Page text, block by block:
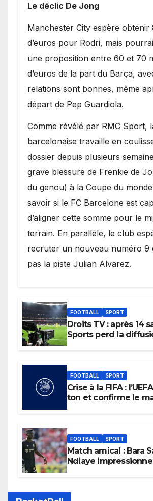
Le déclic De Jong
​Manchester City espère obtenir
d’euros pour Rodri, mais
une proposition entre 60 et 70
d’euros de la part du Barça,
relations sont bonnes, même
départ de Pep Guardiola.
​Comme révélé par RMC Sport,
barcelonaise travaille en
dossier depuis plusieurs
grave blessure de Frenkie de
du genou) à la Coupe du
savoir si le FC Barcelone est
d’aligner cette somme pour le
terrain. En parallèle, le club
recruter un nouveau numéro 9
pas la piste Julian Alvarez.
FOOTBALL SPORT
Droits TV : après 14
Sports perd la
FOOTBALL SPORT
Crise à la FIFA :
ton et confirme le
FOOTBALL SPORT
Match amical : Bara
Ndiaye